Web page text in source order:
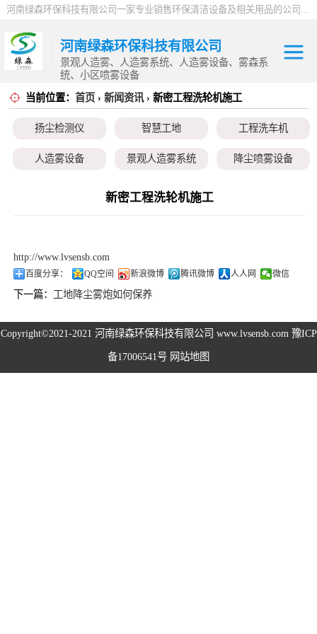
河南绿森环保科技有限公司一家专业销售环保清洁设备及相关用品的公司，产品包括：音乐喷泉、雾森系统、人造雾设备、景观人造雾、人造雾系统、小区喷雾设备、高压喷雾降尘设备、料仓喷雾除尘系统、喷雾降温加湿设备、郑州喷雾消毒设备，等八大系列上百个品种。
河南绿森环保科技有限公司
景观人造雾、人造雾系统、人造雾设备、雾森系
统、小区喷雾设备
当前位置： 首页 › 新闻资讯› 新密工程洗轮机施工
扬尘检测仪 智慧工地 工程洗车机
人造雾设备 景观人造雾系统 降尘喷雾设备
高空除尘雾桩
新密工程洗轮机施工
http://www.lvsensb.com
百度分享： QQ空间 新浪微博 腾讯微博 人人网 微信
下一篇： 工地降尘雾炮如何保养
Copyright©2021-2021 河南绿森环保科技有限公司 www.lvsensb.com 豫ICP
备17006541号 网站地图
扬尘检测仪
智慧工地
降尘喷雾设备
高空除尘雾桩
广场音乐喷泉